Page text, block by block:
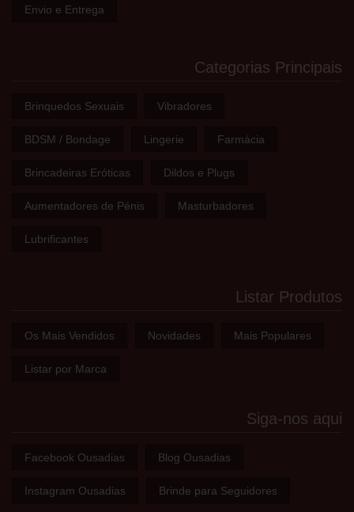
Envio e Entrega
Categorias Principais
Brinquedos Sexuais Vibradores
BDSM / Bondage Lingerie Farmácia
Brincadeiras Eróticas Dildos e Plugs
Aumentadores de Pénis Masturbadores
Lubrificantes
Listar Produtos
Os Mais Vendidos Novidades Mais Populares
Listar por Marca
Siga-nos aqui
Facebook Ousadias Blog Ousadias
Instagram Ousadias Brinde para Seguidores